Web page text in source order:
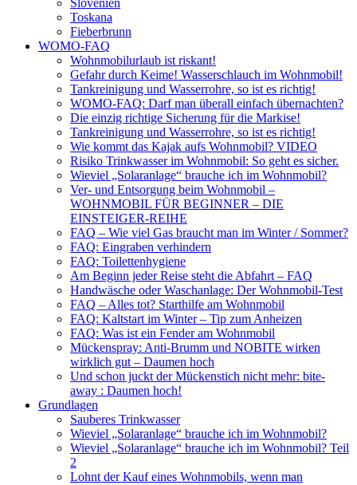
Toskana
Fieberbrunn
WOMO-FAQ
Wohnmobilurlaub ist riskant!
Gefahr durch Keime! Wasserschlauch im Wohnmobil!
Tankreinigung und Wasserrohre, so ist es richtig!
WOMO-FAQ: Darf man überall einfach übernachten?
Die einzig richtige Sicherung für die Markise!
Tankreinigung und Wasserrohre, so ist es richtig!
Wie kommt das Kajak aufs Wohnmobil? VIDEO
Risiko Trinkwasser im Wohnmobil: So geht es sicher.
Wieviel „Solaranlage“ brauche ich im Wohnmobil?
Ver- und Entsorgung beim Wohnmobil –
WOHNMOBIL FÜR BEGINNER – DIE
EINSTEIGER-REIHE
FAQ – Wie viel Gas braucht man im Winter / Sommer?
FAQ: Eingraben verhindern
FAQ: Toilettenhygiene
Am Beginn jeder Reise steht die Abfahrt – FAQ
Handwäsche oder Waschanlage: Der Wohnmobil-Test
FAQ – Alles tot? Starthilfe am Wohnmobil
FAQ: Kaltstart im Winter – Tip zum Anheizen
FAQ: Was ist ein Fender am Wohnmobil
Mückenspray: Anti-Brumm und NOBITE wirken
wirklich gut – Daumen hoch
Und schon juckt der Mückenstich nicht mehr: bite-
away : Daumen hoch!
Grundlagen
Sauberes Trinkwasser
Wieviel „Solaranlage“ brauche ich im Wohnmobil?
Wieviel „Solaranlage“ brauche ich im Wohnmobil? Teil
2
Lohnt der Kauf eines Wohnmobils, wenn man